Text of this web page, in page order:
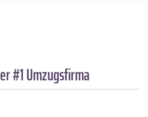
#1 Umzugsfirma